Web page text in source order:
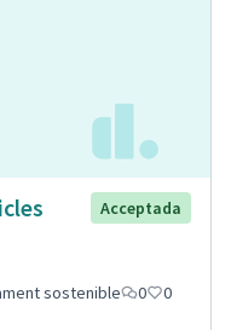
Acceptada
sostenible
0
0